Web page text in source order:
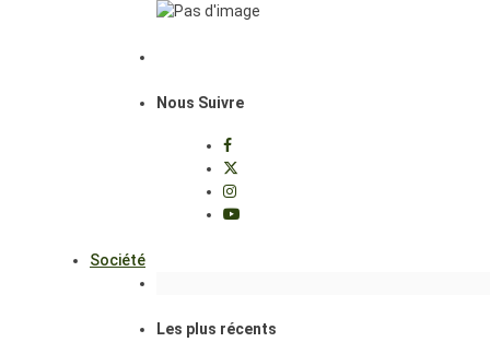
Nous Suivre
Société
Les plus récents